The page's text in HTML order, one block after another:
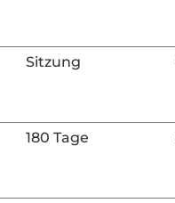
Sitzung
180 Tage